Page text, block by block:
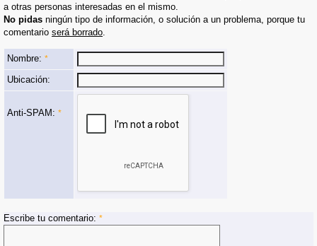
a otras personas interesadas en el mismo.
No pidas ningún tipo de información, o solución a un problema, porque tu
comentario será borrado.
Nombre: *
Ubicación:
Anti-SPAM: *
Escribe tu comentario: *